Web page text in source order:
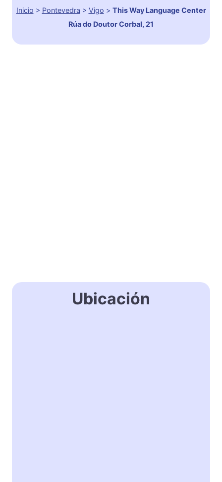
Inicio > Pontevedra > Vigo > This Way Language Center
Rúa do Doutor Corbal, 21
Ubicación